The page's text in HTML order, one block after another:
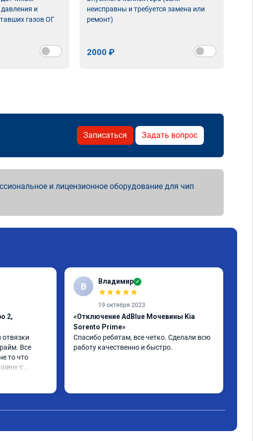
и
газов ОГ
неисправны и требуется замена или
ремонт)
2000 ₽
Записаться Задать вопрос
и лицензионное оборудование для чип
2,
отвязки
Все
то что
с
как слон.
В Владимир ✓
★★★★★
19 октября 2023
«Отключение AdBlue Мочевины Kia
Sorento Prime»
Спасибо ребятам, все четко. Сделали всю
работу качественно и быстро.